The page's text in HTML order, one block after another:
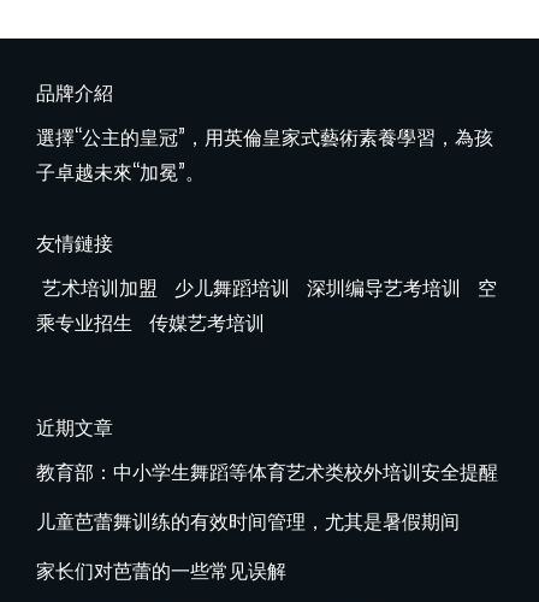
品牌介紹
選擇“公主的皇冠”，用英倫皇家式藝術素養學習，為孩
子卓越未來“加冕”。
友情鏈接
艺术培训加盟
少儿舞蹈培训 深圳编导艺考培训
空
乘专业招生
传媒艺考培训
近期文章
教育部：中小学生舞蹈等体育艺术类校外培训安全提醒
儿童芭蕾舞训练的有效时间管理，尤其是暑假期间
家长们对芭蕾的一些常见误解